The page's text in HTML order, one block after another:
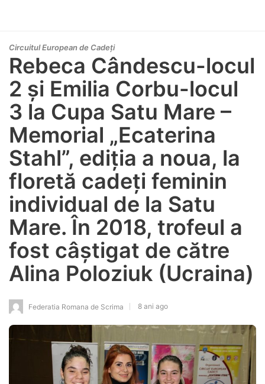
Circuitul European de Cadeți
Rebeca Cândescu-locul
2 și Emilia Corbu-locul
3 la Cupa Satu Mare –
Memorial „Ecaterina
Stahl”, ediția a noua, la
floretă cadeți feminin
individual de la Satu
Mare. În 2018, trofeul a
fost câștigat de către
Alina Poloziuk (Ucraina)
Federatia Romana de Scrima 8 ani ago